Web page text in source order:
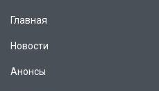
Главная
Новости
Анонсы